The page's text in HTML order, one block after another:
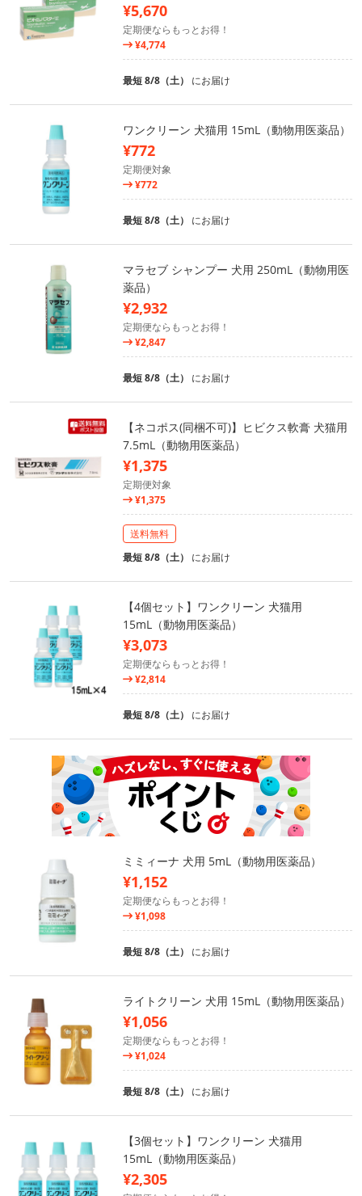
¥5,670
定期便ならもっとお得！
¥4,774
最短 8/8（土） にお届け
ワンクリーン 犬猫用 15mL（動物用医薬品）
¥772
定期便対象
¥772
最短 8/8（土） にお届け
マラセブ シャンプー 犬用 250mL（動物用医
薬品）
¥2,932
定期便ならもっとお得！
¥2,847
最短 8/8（土） にお届け
【ネコポス(同梱不可)】ヒビクス軟膏 犬猫用
7.5mL（動物用医薬品）
¥1,375
定期便対象
¥1,375
送料無料
最短 8/8（土） にお届け
【4個セット】ワンクリーン 犬猫用
15mL（動物用医薬品）
¥3,073
定期便ならもっとお得！
¥2,814
最短 8/8（土） にお届け
ミミィーナ 犬用 5mL（動物用医薬品）
¥1,152
定期便ならもっとお得！
¥1,098
最短 8/8（土） にお届け
ライトクリーン 犬用 15mL（動物用医薬品）
¥1,056
定期便ならもっとお得！
¥1,024
最短 8/8（土） にお届け
【3個セット】ワンクリーン 犬猫用
15mL（動物用医薬品）
¥2,305